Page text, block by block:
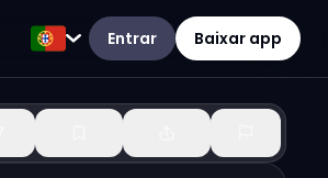
Entrar Baixar app